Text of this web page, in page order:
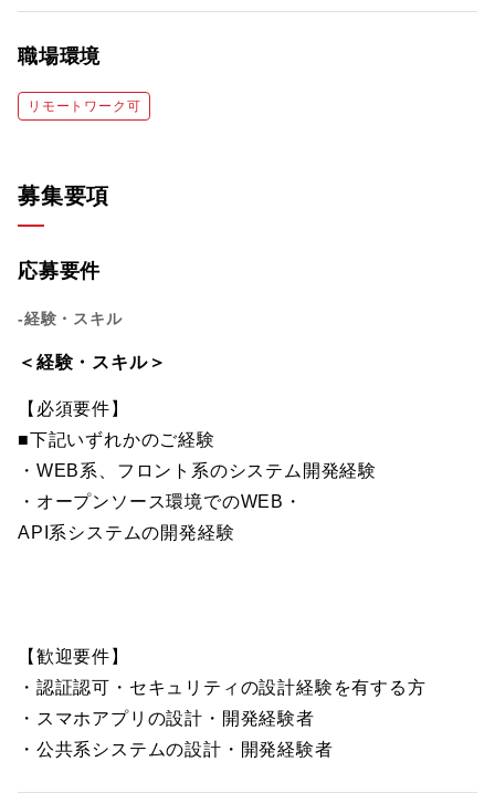
職場環境
リモートワーク可
募集要項
応募要件
-経験・スキル
＜経験・スキル＞
【必須要件】
■下記いずれかのご経験
・WEB系、フロント系のシステム開発経験
・オープンソース環境でのWEB・
API系システムの開発経験
【歓迎要件】
・認証認可・セキュリティの設計経験を有する方
・スマホアプリの設計・開発経験者
・公共系システムの設計・開発経験者